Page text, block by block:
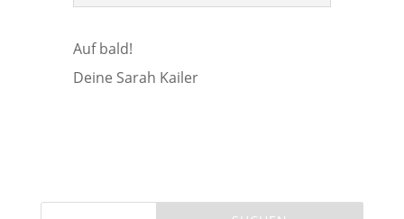
Auf bald!
Deine Sarah Kailer